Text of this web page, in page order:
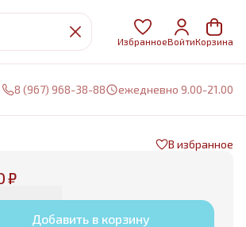
ИзбранноеВойтиКорзина
8 (967) 968-38-88 ежедневно 9.00-21.00
В избранное
₽
Добавить в корзину